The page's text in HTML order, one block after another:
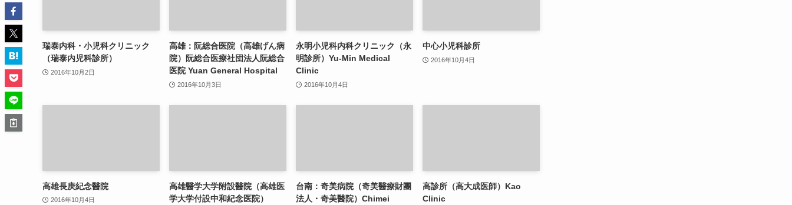
瑞泰内科・小児科クリニック
（瑞泰内児科診所）
2016年10月2日
高雄：阮総合医院（高雄げん病
院）阮総合医療社団法人阮総合
医院 Yuan General Hospital
2016年10月3日
永明小児科内科クリニック（永
明診所）Yu-Min Medical
Clinic
2016年10月4日
中心小児科診所
2016年10月4日
高雄長庚紀念醫院
2016年10月4日
高雄醫学大学附設醫院（高雄医
学大学付設中和紀念医院）
台南：奇美病院（奇美醫療財團
法人・奇美醫院）Chimei
高診所（高大成医師）Kao
Clinic